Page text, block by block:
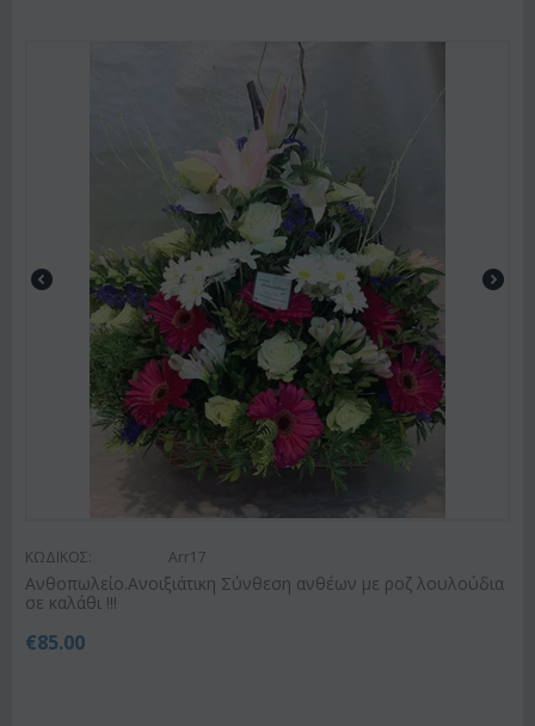
ΚΩΔΙΚΟΣ: Arr17
Ανθοπωλείο.Ανοιξιάτικη Σύνθεση ανθέων με ροζ λουλούδια
σε καλάθι !!!
€85.00